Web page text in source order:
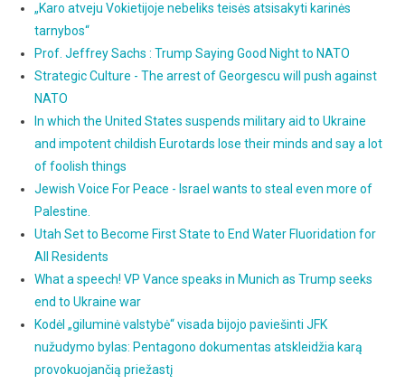
„Karo atveju Vokietijoje nebeliks teisės atsisakyti karinės
tarnybos“
Prof. Jeffrey Sachs : Trump Saying Good Night to NATO
Strategic Culture - The arrest of Georgescu will push against
NATO
In which the United States suspends military aid to Ukraine
and impotent childish Eurotards lose their minds and say a lot
of foolish things
Jewish Voice For Peace - Israel wants to steal even more of
Palestine.
Utah Set to Become First State to End Water Fluoridation for
All Residents
What a speech! VP Vance speaks in Munich as Trump seeks
end to Ukraine war
Kodėl „giluminė valstybė“ visada bijojo paviešinti JFK
nužudymo bylas: Pentagono dokumentas atskleidžia karą
provokuojančią priežastį